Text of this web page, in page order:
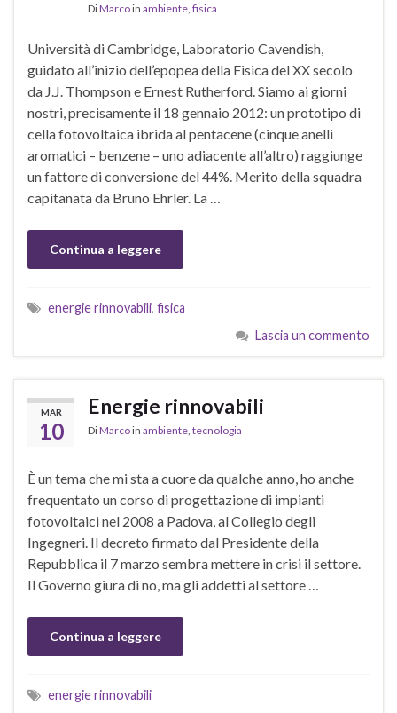
DiMarcoin ambiente fisica
Università di Cambridge, Laboratorio Cavendish,
guidato all’inizio dell’epopea della Fisica del XX secolo
da J.J. Thompson e Ernest Rutherford. Siamo ai giorni
nostri, precisamente il 18 gennaio 2012: un prototipo di
cella fotovoltaica ibrida al pentacene (cinque anelli
aromatici – benzene – uno adiacente all’altro) raggiunge
un fattore di conversione del 44%. Merito della squadra
capitanata da Bruno Ehrler. La …
Continua a leggere
energie rinnovabili, fisica
Lascia un commento
MAR
10
Energie rinnovabili
DiMarcoin ambiente tecnologia
È un tema che mi sta a cuore da qualche anno, ho anche
frequentato un corso di progettazione di impianti
fotovoltaici nel 2008 a Padova, al Collegio degli
Ingegneri. Il decreto firmato dal Presidente della
Repubblica il 7 marzo sembra mettere in crisi il settore.
Il Governo giura di no, ma gli addetti al settore …
Continua a leggere
energie rinnovabili